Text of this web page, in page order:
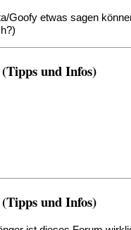
Goofy etwas sagen
und Infos)
und Infos)